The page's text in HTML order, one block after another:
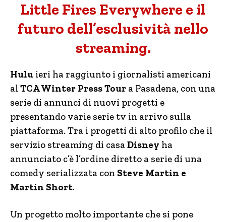
Little Fires Everywhere e il
futuro dell’esclusività nello
streaming.
Hulu ieri ha raggiunto i giornalisti americani
al TCA Winter Press Tour a Pasadena, con una
serie di annunci di nuovi progetti e
presentando varie serie tv in arrivo sulla
piattaforma. Tra i progetti di alto profilo che il
servizio streaming di casaDisney ha
annunciato c’è l’ordine diretto a serie di una
comedy serializzata con Steve Martin e
Martin Short.
Un progetto molto importante che si pone